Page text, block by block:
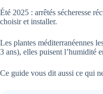
Été 2025 : arrêtés sécheresse
choisir et installer.
Les plantes méditerranéennes
3 ans), elles puisent l’humidité
Ce guide vous dit aussi ce qui